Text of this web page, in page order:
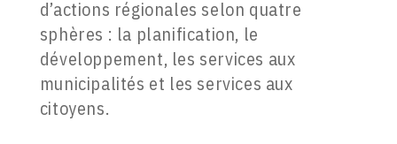
d’actions régionales selon quatre
sphères : la planification, le
développement, les services aux
municipalités et les services aux
citoyens.